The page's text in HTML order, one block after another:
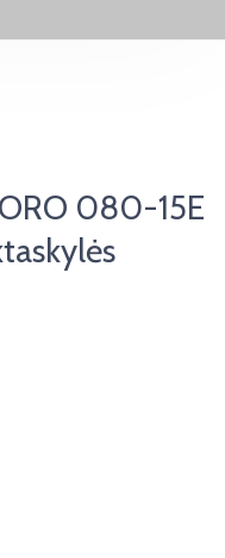
080-15E